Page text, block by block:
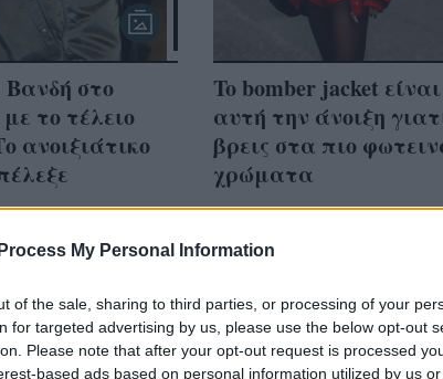
My Personal Information
of the sale, sharing to third parties, or processing of your
for targeted advertising by us, please use the below opt-out
Please note that after your opt-out request is processed
based ads based on personal information utilized by us
στο
το τέλειο
ανοιξιάτικο
To bomber jacket
αυτή την άνοιξη
βρεις στα πιο
χρώματα
μπουφάν που